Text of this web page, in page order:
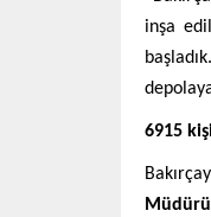
inşa
6915